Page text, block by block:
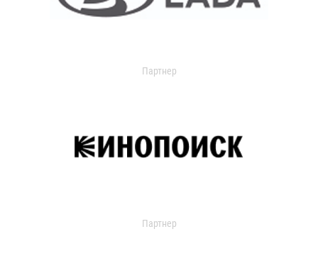
Партнер
Партнер